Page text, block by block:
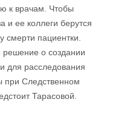
к врачам. Чтобы
и ее коллеги берутся
смерти пациентки.
решение о создании
для расследования
при Следственном
Тарасовой.